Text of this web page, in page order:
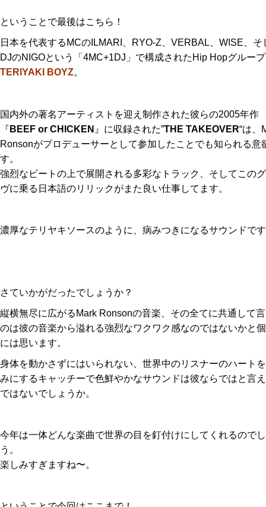
ということで最後はこちら！
日本を代表するMCのILMARI、RYO-Z、VERBAL、WISE、そ
DJのNIGOという「4MC+1DJ」で構成されたHip Hopグルー
TERIYAKI BOYZ。
国内外の著名アーティストを迎え制作された彼らの2005年作
『 BEEF or CHICKEN 』に収録された”THE TAKEOVER“は、
Ronsonがプロデューサーとして参加したことでも知られる意
す。
強烈なビートの上で展開される多彩なトラック、そしてこの
ヴに乗る日本語のリリックがまた良い仕事してます。
濃厚なテリヤキソースのように、病みつきになるサウンドで
さていかがだったでしょうか？
縦横無尽に広がるMark Ronsonの音楽、その全てに共通して
のは彼の音楽から溢れる強烈なワクワク感なのではないかと
には思います。
身体を動かさずにはいられない、世界中のリスナーのハート
みにするキャッチーで色鮮やかなサウンドは彼ならではと言
ではないでしょうか。
今年は一体どんな楽曲で世界の目を釘付けにしてくれるので
う。
楽しみすぎますね〜。